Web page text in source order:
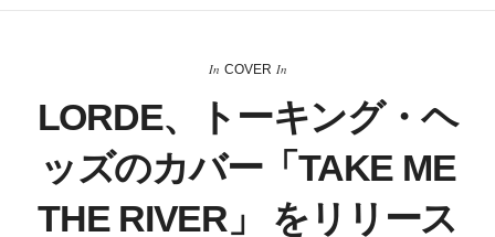
In COVER In
LORDE、トーキング・ヘ
ッズのカバー「TAKE ME
THE RIVER」 をリリース